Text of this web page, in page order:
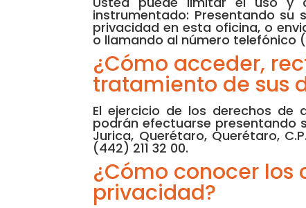
instrumentado: Presentando su
privacidad en esta oficina, o
o llamando al número telefónico
¿Cómo acceder,
tratamiento de sus
El ejercicio de los derechos de
podrán efectuarse presentando
Jurica, Querétaro, Querétaro,
(442) 211 32 00.
¿Cómo conocer los
privacidad?